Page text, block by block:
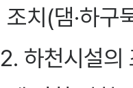
조치(댐·하구
2. 하천시설의